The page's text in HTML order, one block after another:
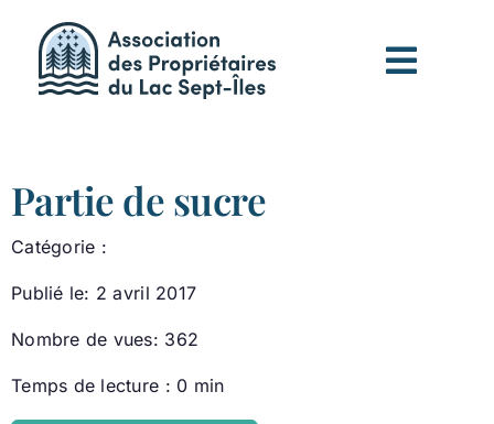
contenu
Partie de sucre
Catégorie :
Publié le: 2 avril 2017
Nombre de vues: 362
Temps de lecture : 0 min